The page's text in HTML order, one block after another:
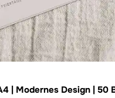
| Modernes Design | 50